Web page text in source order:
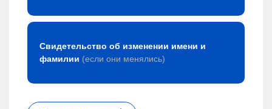
Свидетельство об изменении имени и
фамилии (если они менялись)